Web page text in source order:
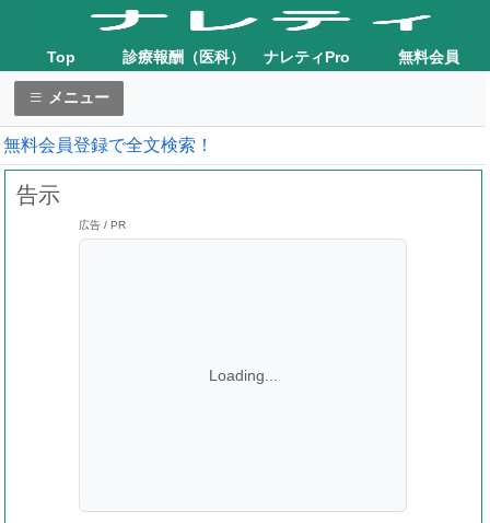
Top 診療報酬（医科） ナレティPro 無料会員
メニュー
無料会員登録で全文検索！
告示
広告 / PR
Loading...